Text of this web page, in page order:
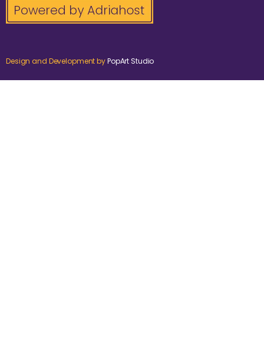
Design and Development byPopArt Studio